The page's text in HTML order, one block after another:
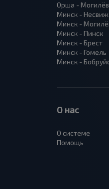
Орша - Могилёв
Минск - Несвиж
Минск -
Минск - Пинск
Минск - Брест
Минск - Гомель
Минск -
О нас
О системе
Помощь